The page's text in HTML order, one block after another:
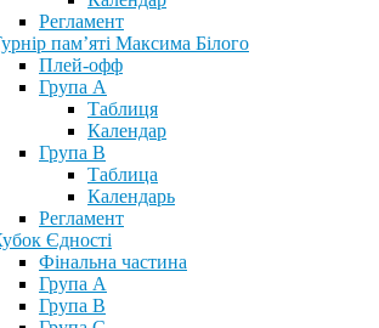
Регламент
пам’яті Максима Білого
Плей-офф
Група А
Таблиця
Календар
Група В
Таблица
Календарь
Регламент
Єдності
Фінальна частина
Група А
Група В